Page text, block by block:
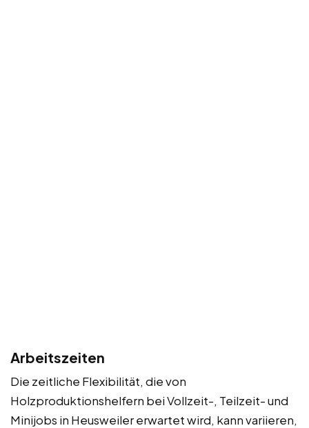
Arbeitszeiten
Die zeitliche Flexibilität, die von
Holzproduktionshelfern bei Vollzeit-, Teilzeit- und
Minijobs in Heusweiler erwartet wird, kann variieren,